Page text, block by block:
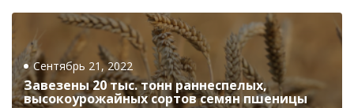
Сентябрь 21, 2022
Завезены 20 тыс. тонн раннеспелых,
высокоурожайных сортов семян пшеницы